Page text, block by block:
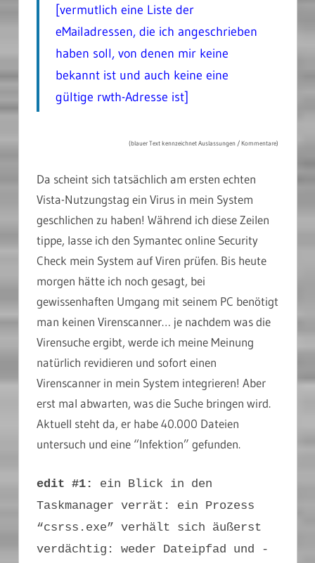
[vermutlich eine Liste der
eMailadressen, die ich angeschrieben
haben soll, von denen mir keine
bekannt ist und auch keine eine
gültige rwth-Adresse ist]
(blauer Text kennzeichnet Auslassungen / Kommentare)
Da scheint sich tatsächlich am ersten echten
Vista-Nutzungstag ein Virus in mein System
geschlichen zu haben! Während ich diese Zeilen
tippe, lasse ich den Symantec online Security
Check mein System auf Viren prüfen. Bis heute
morgen hätte ich noch gesagt, bei
gewissenhaften Umgang mit seinem PC benötigt
man keinen Virenscanner… je nachdem was die
Virensuche ergibt, werde ich meine Meinung
natürlich revidieren und sofort einen
Virenscanner in mein System integrieren! Aber
erst mal abwarten, was die Suche bringen wird.
Aktuell steht da, er habe 40.000 Dateien
untersuch und eine “Infektion” gefunden.
edit #1:
ein Blick in den
Taskmanager verrät: ein Prozess
“csrss.exe” verhält sich äußerst
verdächtig: weder Dateipfad und -